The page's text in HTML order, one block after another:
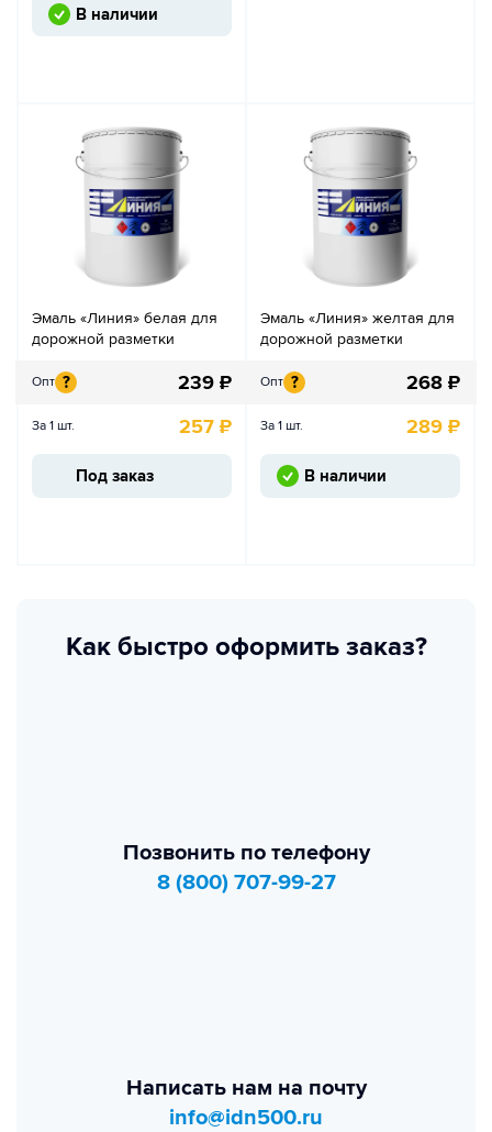
В наличии
Эмаль «Линия» белая для
дорожной разметки
Опт ? 239 ₽
За 1 шт. 257 ₽
Под заказ
Эмаль «Линия» желтая для
дорожной разметки
Опт ? 268 ₽
За 1 шт. 289 ₽
В наличии
Как быстро оформить заказ?
Позвонить по телефону
8 (800) 707-99-27
Написать нам на почту
info@idn500.ru